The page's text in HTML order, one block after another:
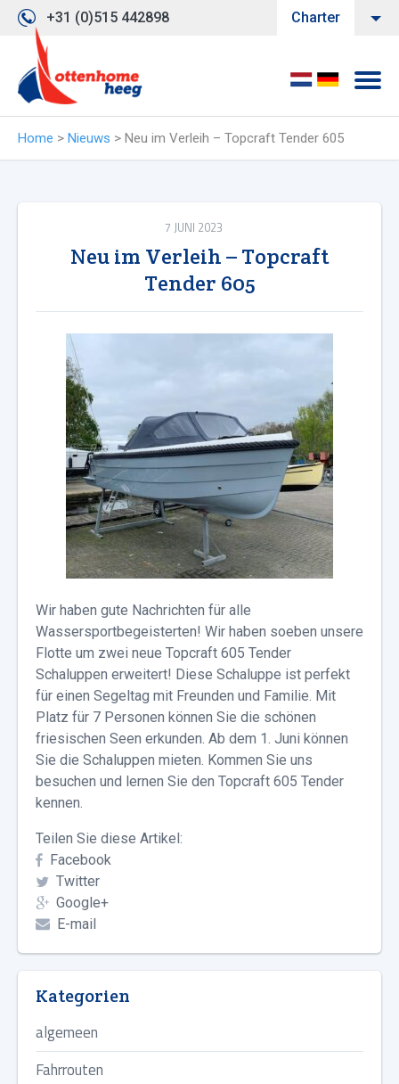
+31 (0)515 442898 Charter
Home > Nieuws > Neu im Verleih – Topcraft Tender 605
7 JUNI 2023
Neu im Verleih – Topcraft
Tender 605
Wir haben gute Nachrichten für alle
Wassersportbegeisterten! Wir haben soeben unsere
Flotte um zwei neue Topcraft 605 Tender
Schaluppen erweitert! Diese Schaluppe ist perfekt
für einen Segeltag mit Freunden und Familie. Mit
Platz für 7 Personen können Sie die schönen
friesischen Seen erkunden. Ab dem 1. Juni können
Sie die Schaluppen mieten. Kommen Sie uns
besuchen und lernen Sie den Topcraft 605 Tender
kennen.
Teilen Sie diese Artikel:
Facebook
Twitter
Google+
E-mail
Kategorien
algemeen
Fahrrouten